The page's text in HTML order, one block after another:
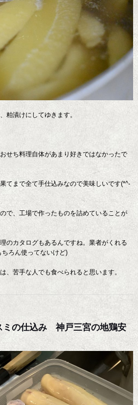
粕漬けにしてゆきます。
せち料理自体があまり好きではなかったで
てまで全て手仕込みなので美味しいです(*^-
で、工場で作ったものを詰めていることが
のカタログもあるんですね。業者がくれる
ろん使ってないけど)
、苦手な人でも食べられると思います。
ミの仕込み 神戸三宮の地鶏安